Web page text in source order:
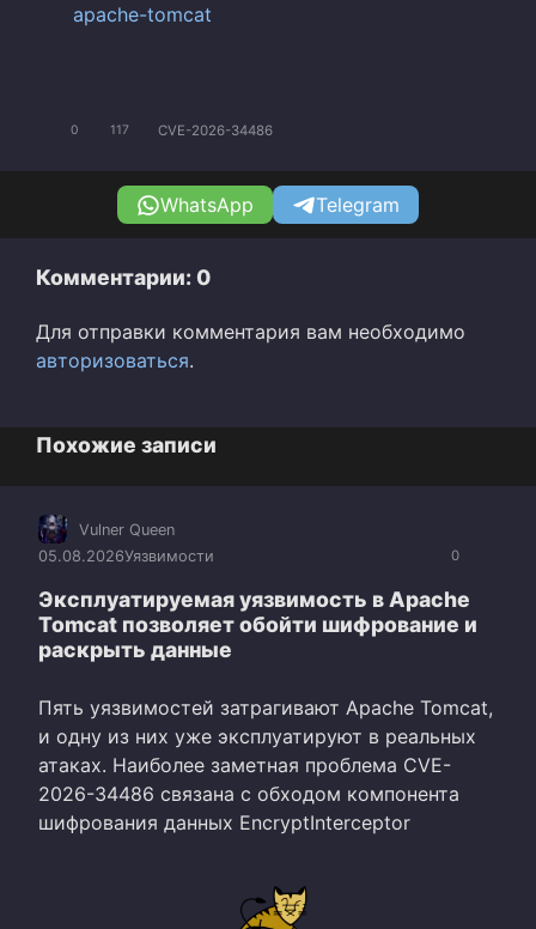
apache-tomcat
0 117 CVE-2026-34486
WhatsApp Telegram
Комментарии: 0
Для отправки комментария вам необходимо
авторизоваться.
Похожие записи
0
Vulner Queen
05.08.2026Уязвимости
Эксплуатируемая уязвимость в Apache
Tomcat позволяет обойти шифрование и
раскрыть данные
Пять уязвимостей затрагивают Apache Tomcat,
и одну из них уже эксплуатируют в реальных
атаках. Наиболее заметная проблема CVE-
2026-34486 связана с обходом компонента
шифрования данных EncryptInterceptor